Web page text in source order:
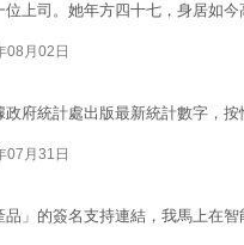
上司。她年方四十七，身居如
08月02日
府統計處出版最新統計數字，
07月31日
」的簽名支持連結，我馬上在